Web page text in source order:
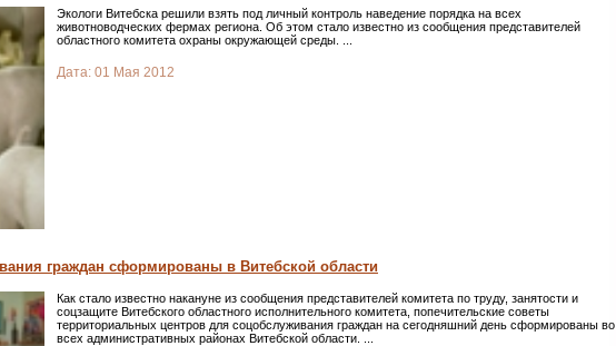
Экологи Витебска решили взять под личный контроль наведение порядка на всех
животноводческих фермах региона. Об этом стало известно из сообщения представителей
областного комитета охраны окружающей среды.
Дата: 01 Мая 2012
граждан сформированы в Витебской области
Как стало известно накануне из сообщения представителей комитета по труду, занятости и
соцзащите Витебского областного исполнительного комитета, попечительские советы
территориальных центров для соцобслуживания граждан на сегодняшний день сформированы во
всех административных районах Витебской области.